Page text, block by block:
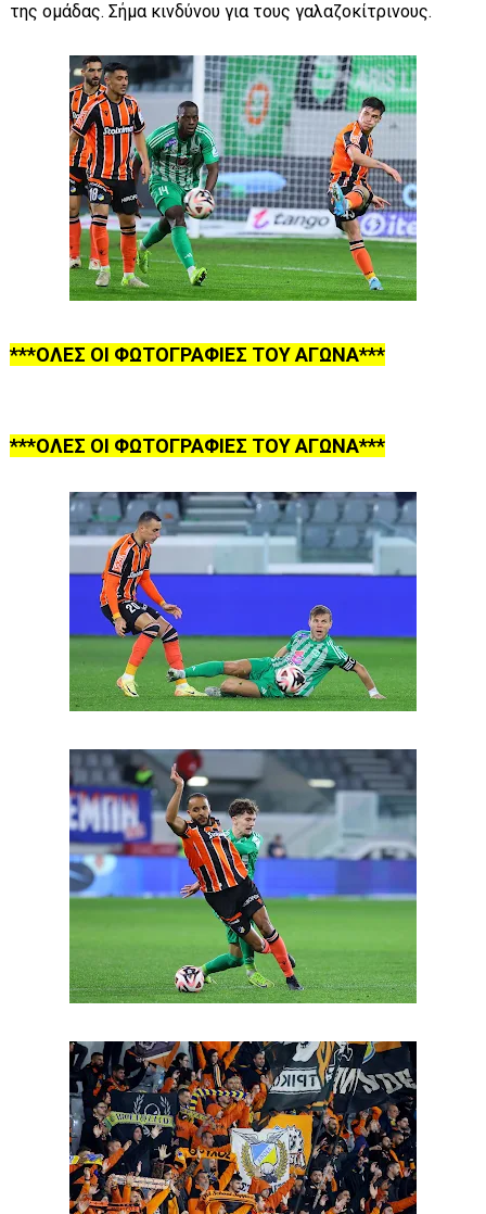
της ομάδας. Σήμα κινδύνου για τους γαλαζοκίτρινους.
***ΟΛΕΣ ΟΙ ΦΩΤΟΓΡΑΦΙΕΣ ΤΟΥ ΑΓΩΝΑ***
***ΟΛΕΣ ΟΙ ΦΩΤΟΓΡΑΦΙΕΣ ΤΟΥ ΑΓΩΝΑ***